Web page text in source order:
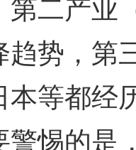
势，第
本等都经
警惕的是